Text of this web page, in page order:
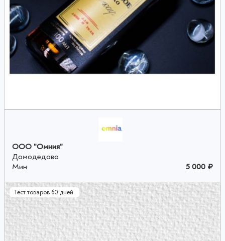
ООО "Омния"
Домодедово
Мин
5 000 ₽
Тест товаров 60 дней